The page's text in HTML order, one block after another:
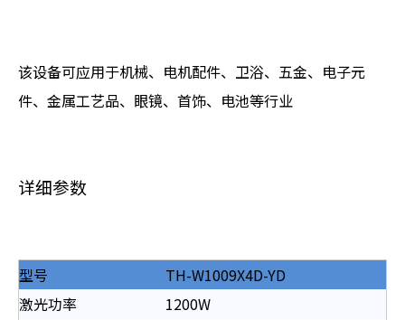
该设备可应用于机械、电机配件、卫浴、五金、电子元
件、金属工艺品、眼镜、首饰、电池等行业
详细参数
型号
TH-W1009X4D-YD
激光功率
1200W